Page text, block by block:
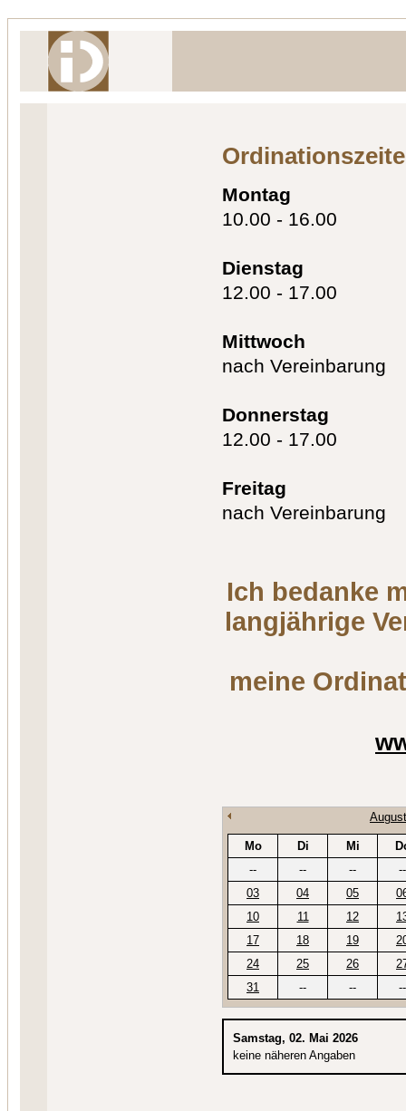
Montag
10.00 - 16.00
Dienstag
12.00 - 17.00
Mittwoch
nach Vereinbarung
Donnerstag
12.00 - 17.00
Freitag
nach Vereinbarung
Ich bedanke
langjährige
meine
Mo Di Mi
--
-- --
--
03
04 05
10
11 12
17
18 19
24
25 26
31
-- -- --
Samstag, 02. Mai 2026
keine näheren Angaben